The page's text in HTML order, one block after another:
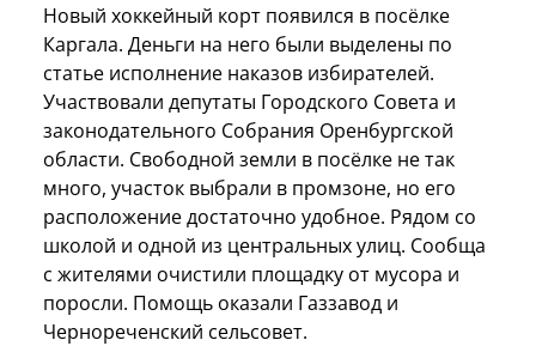
Новый хоккейный корт появился в посёлке
Каргала. Деньги на него были выделены по
статье исполнение наказов избирателей.
Участвовали депутаты Городского Совета и
законодательного Собрания Оренбургской
области. Свободной земли в посёлке не так
много, участок выбрали в промзоне, но его
расположение достаточно удобное. Рядом со
школой и одной из центральных улиц. Сообща
с жителями очистили площадку от мусора и
поросли. Помощь оказали Газзавод и
Чернореченский сельсовет.